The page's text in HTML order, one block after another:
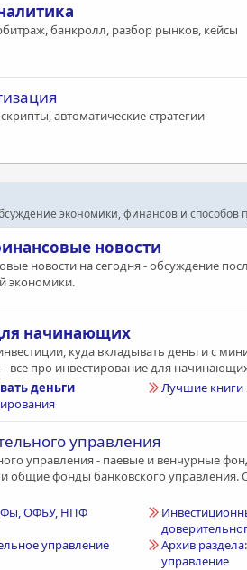
банкролл, разбор рынков, кейсы
автоматические стратегии
экономики, финансов и
новости
новости на сегодня - обсуждение
экономики.
начинающих
куда вкладывать деньги с
все про инвестирование для
деньги
Лучшие книги
управления
управления - паевые и венчурные
общие фонды банковского
ОФБУ, НПФ
управление
Архив
управление